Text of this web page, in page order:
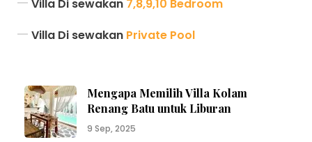
Bed Rooms
Total Rooms
Villa Di sewakan 7,8,9,10 Bedroom
Villa Di sewakan Private Pool
Mengapa Memilih Villa Kolam
Renang Batu untuk Liburan
9 Sep, 2025